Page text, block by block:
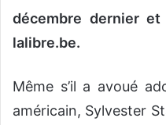
décembre dernier
lalibre.be.
Même s’il a avoué
américain, Sylvester